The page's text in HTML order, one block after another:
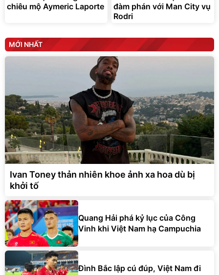
chiêu mộ Aymeric Laporte
đàm phán với Man City vụ
Rodri
MỚI NHẤT
Ivan Toney thản nhiên khoe ảnh xa hoa dù bị
khởi tố
Quang Hải phá kỷ lục của Công
Vinh khi Việt Nam hạ Campuchia
Đình Bắc lập cú đúp, Việt Nam đi